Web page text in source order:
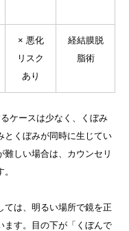
× 悪化
リスク
あり
経結膜脱
脂術
ケースは少なく、くぼみ
とくぼみが同時に生じてい
しい場合は、カウンセリ
ては、明るい場所で鏡を正
ます。目の下が「くぼんで